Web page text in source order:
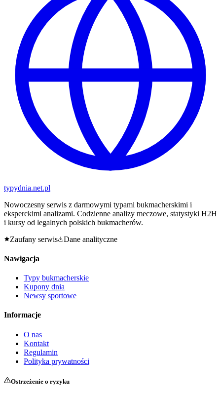
typydnia.net.pl
Nowoczesny serwis z darmowymi typami bukmacherskimi i
eksperckimi analizami. Codzienne analizy meczowe, statystyki H2H
i kursy od legalnych polskich bukmacherów.
Zaufany serwis
Dane analityczne
Nawigacja
Typy bukmacherskie
Kupony dnia
Newsy sportowe
Informacje
O nas
Kontakt
Regulamin
Polityka prywatności
Ostrzeżenie o ryzyku